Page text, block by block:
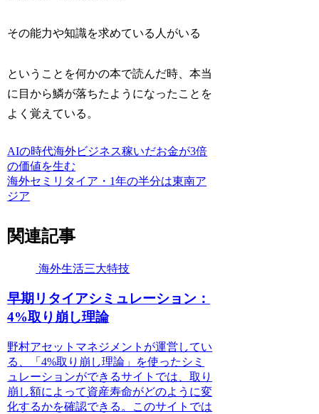
その能力や知識を求めている人がいる
ということを何かの本で読んだ時、本当
に目から鱗が落ちたようになったことを
よく覚えている。
AIの時代海外ビジネス稼いだお金が3倍
の価値を生む
海外セミリタイア・1年の半分は東南ア
ジア
関連記事
海外生活三大特技
早期リタイアシミュレーション：
4%取り崩し理論
野村アセットマネジメントが運営してい
る、「4%取り崩し理論」を使ったシミ
ュレーションができるサイトでは、取り
崩し額によって資産寿命がどのように変
化するかを確認できる。このサイトでは